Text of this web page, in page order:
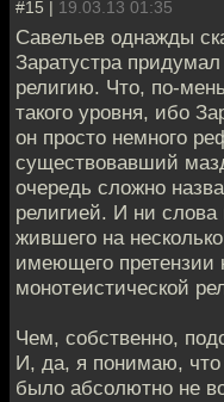
#15 | 19.03.13 01:35
Савельев однажды
Заратустра
религию. Что, по-
такого уровня, ибо
он просто немного
существовавший
очередь сложно
религией. И ни
жившего на
имеющего претензии
монотеистической
Чем, собственно,
И, да, я понимаю, что
было абсолютно не